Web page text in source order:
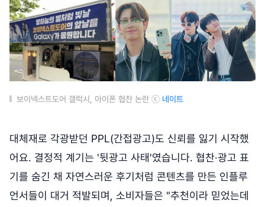
보이넥스트도어 갤럭시, 아이폰 협찬 논란 ⓒ 네이트
대체재로 각광받던 PPL(간접광고)도 신뢰를 잃기 시작했
어요. 결정적 계기는 '뒷광고 사태'였습니다. 협찬·광고 표
기를 숨긴 채 자연스러운 후기처럼 콘텐츠를 만든 인플루
언서들이 대거 적발되며, 소비자들은 "추천이라 믿었는데